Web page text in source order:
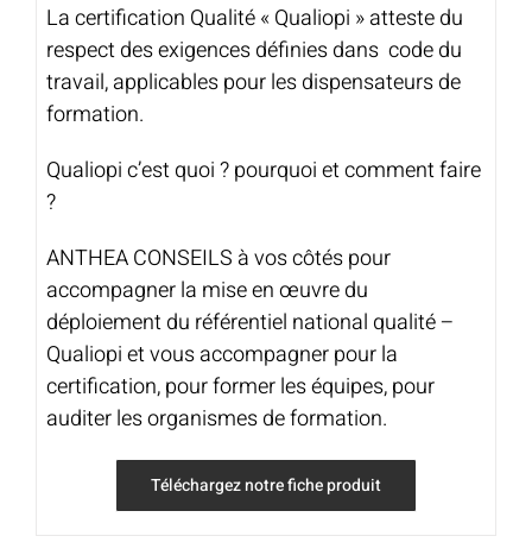
La certification Qualité « Qualiopi » atteste du
respect des exigences définies dans code du
travail, applicables pour les dispensateurs de
formation.
Qualiopi c’est quoi ? pourquoi et comment faire
?
ANTHEA CONSEILS à vos côtés pour
accompagner la mise en œuvre du
déploiement du référentiel national qualité –
Qualiopi et vous accompagner pour la
certification, pour former les équipes, pour
auditer les organismes de formation.
Téléchargez notre fiche produit